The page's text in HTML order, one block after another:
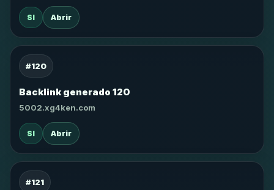
SI Abrir
#120
Backlink generado 120
5002.xg4ken.com
SI Abrir
#121